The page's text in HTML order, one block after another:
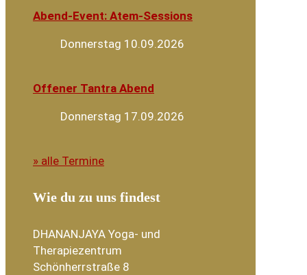
Abend-Event: Atem-Sessions
Donnerstag 10.09.2026
Offener Tantra Abend
Donnerstag 17.09.2026
» alle Termine
Wie du zu uns findest
DHANANJAYA Yoga- und
Therapiezentrum
Schönherrstraße 8